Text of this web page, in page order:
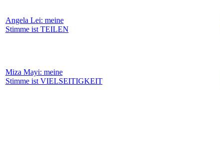
Angela Lei: meine
Stimme ist TEILEN
Miza Mayi: meine
Stimme ist VIELSEITIGKEIT